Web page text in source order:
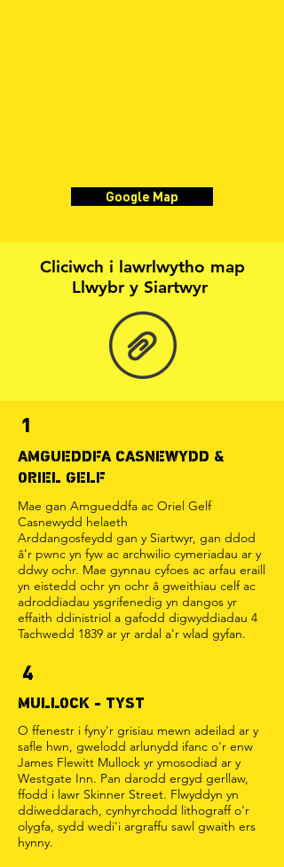
Google Map
Cliciwch i lawrlwytho map
Llwybr y Siartwyr
1
AMGUEDDFA CASNEWYDD &
ORIEL GELF
Mae gan Amgueddfa ac Oriel Gelf
Casnewydd helaeth
Arddangosfeydd gan y Siartwyr, gan ddod
â’r pwnc yn fyw ac archwilio cymeriadau ar y
ddwy ochr. Mae gynnau cyfoes ac arfau eraill
yn eistedd ochr yn ochr â gweithiau celf ac
adroddiadau ysgrifenedig yn dangos yr
effaith ddinistriol a gafodd digwyddiadau 4
Tachwedd 1839 ar yr ardal a'r wlad gyfan.
4
MULLOCK - TYST
O ffenestr i fyny'r grisiau mewn adeilad ar y
safle hwn, gwelodd arlunydd ifanc o'r enw
James Flewitt Mullock yr ymosodiad ar y
Westgate Inn. Pan darodd ergyd gerllaw,
ffodd i lawr Skinner Street. Flwyddyn yn
ddiweddarach, cynhyrchodd lithograff o'r
olygfa, sydd wedi'i argraffu sawl gwaith ers
hynny.